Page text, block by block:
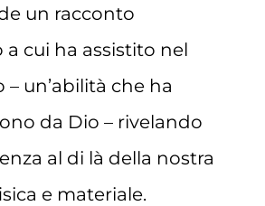
un racconto
cui ha assistito nel
un’abilità che ha
da Dio – rivelando
al di là della nostra
e materiale.